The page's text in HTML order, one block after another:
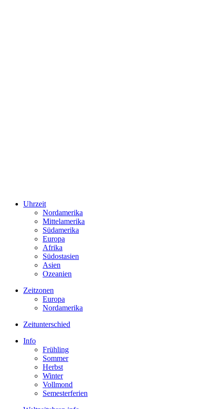
Uhrzeit
Nordamerika
Mittelamerika
Südamerika
Europa
Afrika
Südostasien
Asien
Ozeanien
Zeitzonen
Europa
Nordamerika
Zeitunterschied
Info
Frühling
Sommer
Herbst
Winter
Vollmond
Semesterferien